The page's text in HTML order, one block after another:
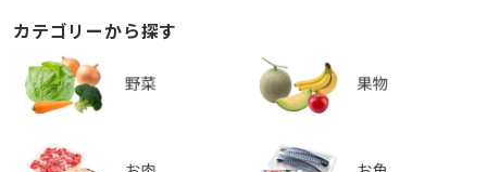
カテゴリーから探す